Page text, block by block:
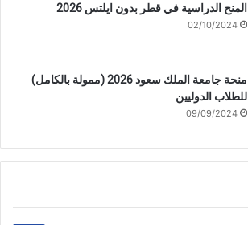
المنح الدراسية في قطر بدون ايلتس 2026
02/10/2024
منحة جامعة الملك سعود 2026 (ممولة بالكامل)
للطلاب الدوليين
09/09/2024